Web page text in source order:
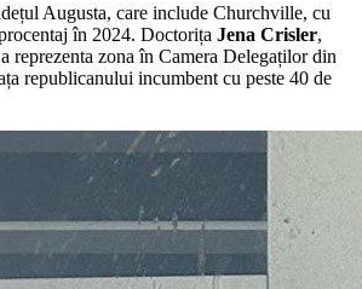
Augusta, care include Churchville, cu
în 2024. Doctorița Jena Crisler,
reprezenta zona în Camera Delegaților din
republicanului incumbent cu peste 40 de